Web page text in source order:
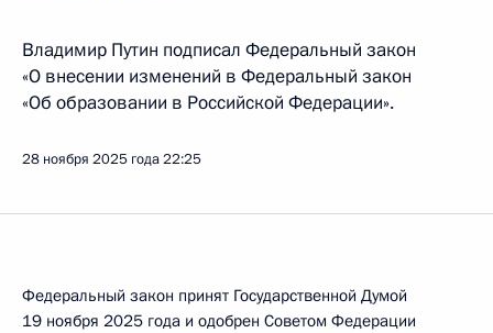
Владимир Путин подписал Федеральный закон
«О внесении изменений в Федеральный закон
«Об образовании в Российской Федерации».
28 ноября 2025 года22:25
Федеральный закон принят Государственной Думой
19 ноября 2025 года и одобрен Советом Федерации